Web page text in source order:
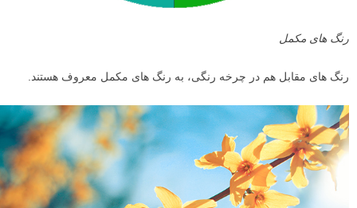
رنگ های مکمل
رنگ های مقابل هم در چرخه رنگی، به رنگ های مکمل معروف هستند.